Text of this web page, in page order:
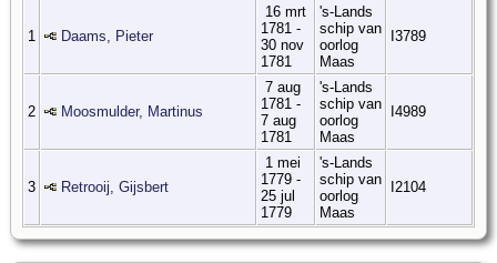
1 Daams, Pieter
16 mrt
1781 -
30 nov
1781
's-Lands
schip van
oorlog
Maas
I3789
2 Moosmulder, Martinus
7 aug
1781 -
7 aug
1781
's-Lands
schip van
oorlog
Maas
I4989
3 Retrooij, Gijsbert
1 mei
1779 -
25 jul
1779
's-Lands
schip van
oorlog
Maas
I2104